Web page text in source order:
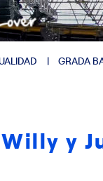
GRADA
y